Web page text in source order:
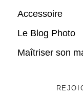
Accessoire
Le Blog Photo
Maîtriser son